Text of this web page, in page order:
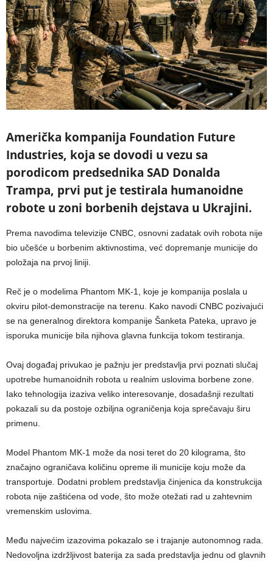
Američka kompanija Foundation Future
Industries, koja se dovodi u vezu sa
porodicom predsednika SAD Donalda
Trampa, prvi put je testirala humanoidne
robote u zoni borbenih dejstava u Ukrajini.
Prema navodima televizije CNBC, osnovni zadatak ovih robota nije
bio učešće u borbenim aktivnostima, već dopremanje municije do
položaja na prvoj liniji.
Reč je o modelima Phantom MK-1, koje je kompanija poslala u
okviru pilot-demonstracije na terenu. Kako navodi CNBC pozivajući
se na generalnog direktora kompanije Šanketa Pateka, upravo je
isporuka municije bila njihova glavna funkcija tokom testiranja.
Ovaj događaj privukao je pažnju jer predstavlja prvi poznati slučaj
upotrebe humanoidnih robota u realnim uslovima borbene zone.
Iako tehnologija izaziva veliko interesovanje, dosadašnji rezultati
pokazali su da postoje ozbiljna ograničenja koja sprečavaju širu
primenu.
Model Phantom MK-1 može da nosi teret do 20 kilograma, što
značajno ograničava količinu opreme ili municije koju može da
transportuje. Dodatni problem predstavlja činjenica da konstrukcija
robota nije zaštićena od vode, što može otežati rad u zahtevnim
vremenskim uslovima.
Među najvećim izazovima pokazalo se i trajanje autonomnog rada.
Nedovoljna izdržljivost baterija za sada predstavlja jednu od glavnih